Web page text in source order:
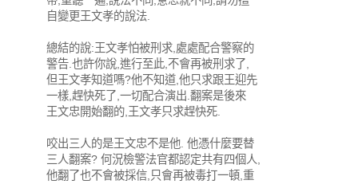
自變更王文孝的說法.
總結的說:王文孝怕被刑求,處處配合警察的
警告.也許你說,進行至此,不會再被刑求了,
但王文孝知道嗎?他不知道,他只求跟王迎先
一樣,趕快死了,一切配合演出.翻案是後來
王文忠開始翻的,王文孝只求趕快死.
咬出三人的是王文忠不是他. 他憑什麼要替
三人翻案? 何況檢警法官都認定共有四個人,
他翻了也不會被採信,只會再被毒打一頓,重